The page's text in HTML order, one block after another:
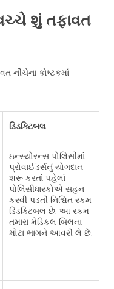
શું તફાવત
નીચેના કોષ્ટકમાં
ડિડક્ટિબલ
ઇન્સ્યોરન્સ પોલિસીમાં
પ્રોવાઈડર્સનું યોગદાન
શરૂ કરતાં પહેલાં
પોલિસીધારકોએ સહન
કરવી પડતી નિશ્ચિત રકમ
ડિડક્ટિબલ છે. આ રકમ
તમારા મેડિકલ બિલના
મોટા ભાગને આવરી લે છે.